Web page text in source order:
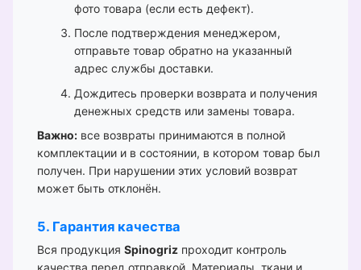
фото товара (если есть дефект).
После подтверждения менеджером,
отправьте товар обратно на указанный
адрес службы доставки.
Дождитесь проверки возврата и получения
денежных средств или замены товара.
Важно: все возвраты принимаются в полной
комплектации и в состоянии, в котором товар был
получен. При нарушении этих условий возврат
может быть отклонён.
5. Гарантия качества
Вся продукция Spinogriz проходит контроль
качества перед отправкой. Материалы, ткани и